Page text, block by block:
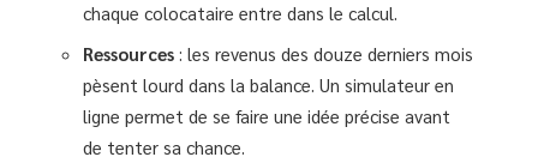
chaque colocataire entre dans le calcul.
Ressources : les revenus des douze derniers mois
pèsent lourd dans la balance. Un simulateur en
ligne permet de se faire une idée précise avant
de tenter sa chance.